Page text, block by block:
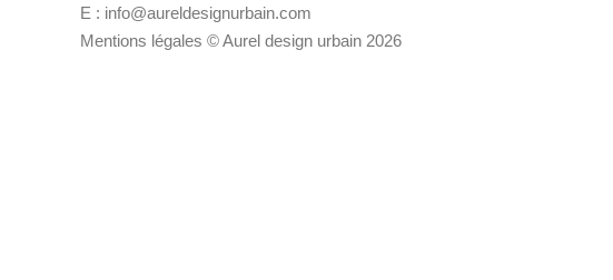
E : info@aureldesignurbain.com
Mentions légales © Aurel design urbain 2026